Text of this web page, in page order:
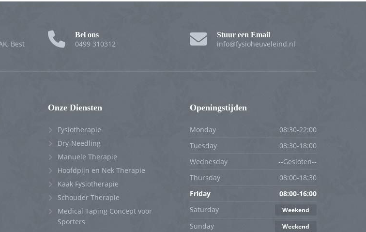
Best
Bel ons
0499 310312
Stuur een Email
info@fysioheuveleind.nl
Onze Diensten
Fysiotherapie
Dry-Needling
Manuele Therapie
Hoofdpijn en Nek Therapie
Kaak Fysiotherapie
Schouder Therapie
Medical Taping Concept voor
Sporters
Openingstijden
Monday
08:30-22:00
Tuesday
08:30-18:00
Wednesday
--Gesloten--
Thursday
08:00-18:30
Friday
08:00-16:00
Saturday
Weekend
Sunday Weekend